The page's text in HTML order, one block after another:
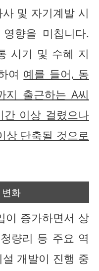
및 자기계발 시
향을 미칩니다.
시기 및 수혜 지
여 예를 들어, 동
지 출근하는 A씨
이상 걸렸으나
상 단축될 것으로
화
이 증가하면서 상
량리 등 주요 역
개발이 진행 중